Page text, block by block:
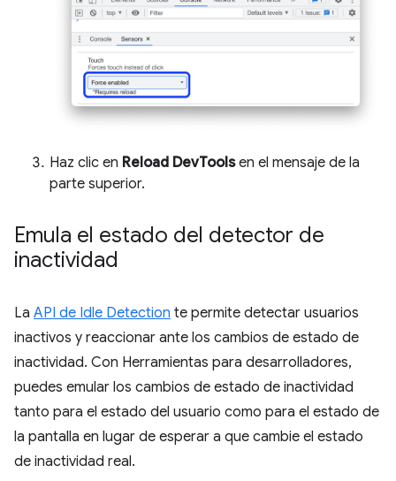
Haz clic en Reload DevToolsen el mensaje de la
parte superior.
Emula el estado del detector de
inactividad
La API de Idle Detection te permite detectar usuarios
inactivos y reaccionar ante los cambios de estado de
inactividad. Con Herramientas para desarrolladores,
puedes emular los cambios de estado de inactividad
tanto para el estado del usuario como para el estado de
la pantalla en lugar de esperar a que cambie el estado
de inactividad real.